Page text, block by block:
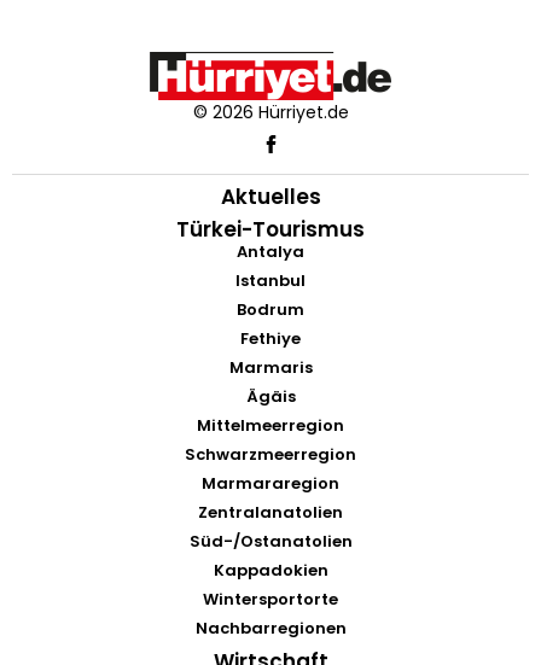
© 2026 Hürriyet.de
Aktuelles
Türkei-Tourismus
Antalya
Istanbul
Bodrum
Fethiye
Marmaris
Ägäis
Mittelmeerregion
Schwarzmeerregion
Marmararegion
Zentralanatolien
Süd-/Ostanatolien
Kappadokien
Wintersportorte
Nachbarregionen